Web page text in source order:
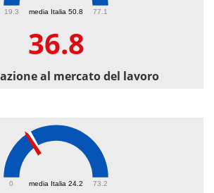
media Italia 50.8
19.3 77.1
36.8
al mercato del lavoro
media Italia 24.2
0 73.2